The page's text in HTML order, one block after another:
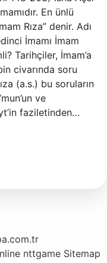
En ünlü
Rıza” denir. Adı
İmamı İmam
Tarihçiler, İmam’a
civarında soru
(a.s.) bu soruların
ve
faziletinden…
nttgame Sitemap